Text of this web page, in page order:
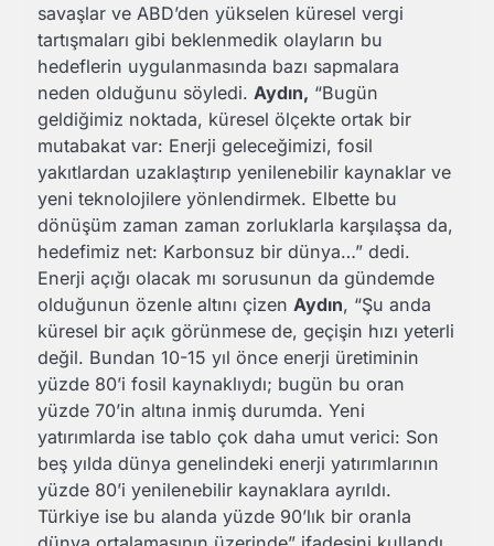
savaşlar ve ABD’den yükselen küresel vergi
tartışmaları gibi beklenmedik olayların bu
hedeflerin uygulanmasında bazı sapmalara
neden olduğunu söyledi. Aydın, “Bugün
geldiğimiz noktada, küresel ölçekte ortak bir
mutabakat var: Enerji geleceğimizi, fosil
yakıtlardan uzaklaştırıp yenilenebilir kaynaklar ve
yeni teknolojilere yönlendirmek. Elbette bu
dönüşüm zaman zaman zorluklarla karşılaşsa da,
hedefimiz net: Karbonsuz bir dünya…” dedi.
Enerji açığı olacak mı sorusunun da gündemde
olduğunun özenle altını çizen Aydın, “Şu anda
küresel bir açık görünmese de, geçişin hızı yeterli
değil. Bundan 10-15 yıl önce enerji üretiminin
yüzde 80’i fosil kaynaklıydı; bugün bu oran
yüzde 70’in altına inmiş durumda. Yeni
yatırımlarda ise tablo çok daha umut verici: Son
beş yılda dünya genelindeki enerji yatırımlarının
yüzde 80’i yenilenebilir kaynaklara ayrıldı.
Türkiye ise bu alanda yüzde 90’lık bir oranla